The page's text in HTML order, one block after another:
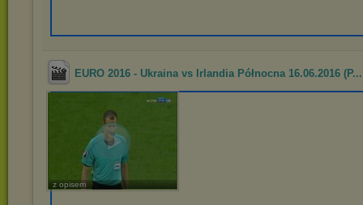
EURO 2016 - Ukraina vs Irlandia Północna 16.06.2016 (P...
z opisem